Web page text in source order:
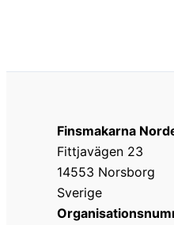
Finsmakarna
Fittjavägen 23
14553 Norsborg
Sverige